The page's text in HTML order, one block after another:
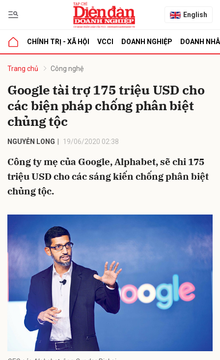
English
CHÍNH TRỊ - XÃ HỘI VCCI DOANH NGHIỆP DOANH
Trang chủ Công nghệ
Google tài trợ 175 triệu USD cho
các biện pháp chống phân biệt
chủng tộc
NGUYỄN LONG 19/06/2020 02:38
Công ty mẹ của Google, Alphabet, sẽ chi 175
triệu USD cho các sáng kiến chống phân biệt
chủng tộc.
luận
Hủy